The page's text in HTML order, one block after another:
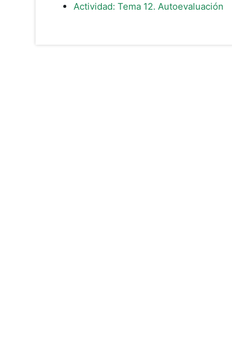
Actividad: Tema 12. Autoevaluación